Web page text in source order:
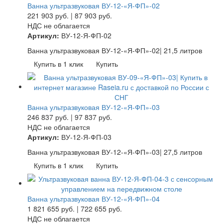
Ванна ультразвуковая ВУ-12-«Я-ФП»-02
221 903 руб. | 87 903 руб.
НДС не облагается
Артикул: ВУ-12-Я-ФП-02
Ванна ультразвуковая ВУ-12-«Я-ФП»-02| 21,5 литров
Купить в 1 клик
Купить
Ванна ультразвуковая ВУ-12-«Я-ФП»-03
246 837 руб. | 97 837 руб.
НДС не облагается
Артикул: ВУ-12-Я-ФП-03
Ванна ультразвуковая ВУ-12-«Я-ФП»-03| 27,5 литров
Купить в 1 клик
Купить
Ванна ультразвуковая ВУ-12-«Я-ФП»-04
1 821 655 руб. | 722 655 руб.
НДС не облагается